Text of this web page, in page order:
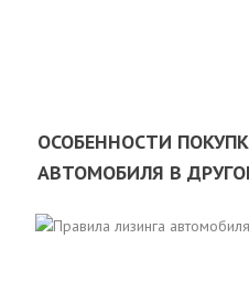
ОСОБЕННОСТИ
АВТОМОБИЛЯ В